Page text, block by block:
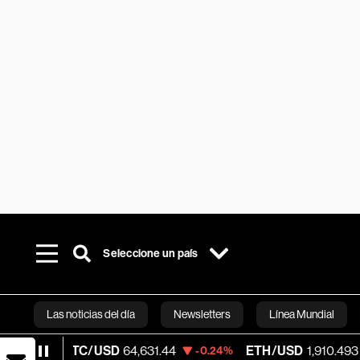
Seleccione un país
Las noticias del día Newsletters Línea Mundial
Bloomberg
BTC/USD 64,631.44 -0.24% ETH/USD 1,910.493 -0.28%